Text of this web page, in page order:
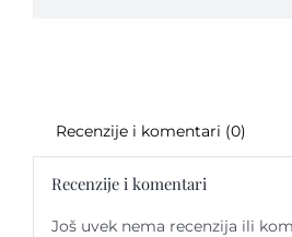
Recenzije i komentari (0)
Recenzije i komentari
Još uvek nema recenzija ili